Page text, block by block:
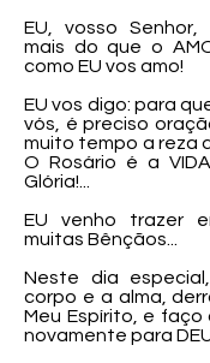
EU, vosso
mais do que o
como EU vos amo!
EU vos digo: para
vós, é preciso
muito tempo a reza
O Rosário é a
Glória!...
EU venho trazer
muitas Bênçãos...
Neste dia
corpo e a alma,
Meu Espírito, e faço
novamente para